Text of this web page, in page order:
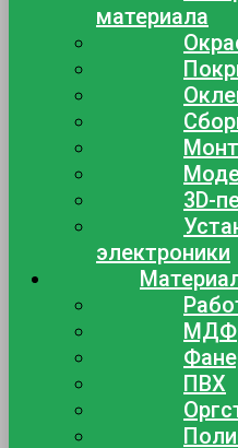
материала
3D-
электроники
МДФ
ПВХ